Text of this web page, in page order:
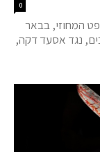
0
המחוזי, בבאר
נגד אסעד דקה,